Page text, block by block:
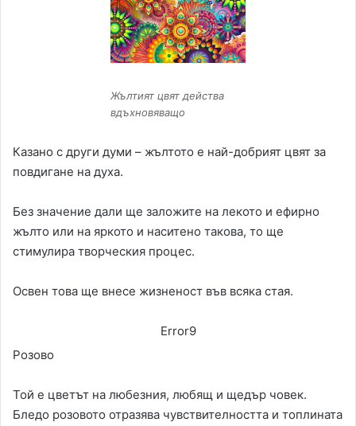
Жълтият цвят действа
вдъхновяващо
Казано с други думи – жълтото е най-добрият цвят за
повдигане на духа.
Без значение дали ще заложите на лекото и ефирно
жълто или на яркото и наситено такова, то ще
стимулира творческия процес.
Освен това ще внесе жизненост във всяка стая.
Error9
Розово
Той е цветът на любезния, любящ и щедър човек.
Бледо розовото отразява чувствителността и топлината